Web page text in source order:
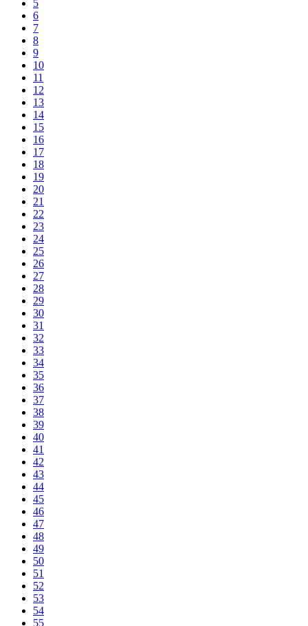
5
6
7
8
9
10
11
12
13
14
15
16
17
18
19
20
21
22
23
24
25
26
27
28
29
30
31
32
33
34
35
36
37
38
39
40
41
42
43
44
45
46
47
48
49
50
51
52
53
54
55